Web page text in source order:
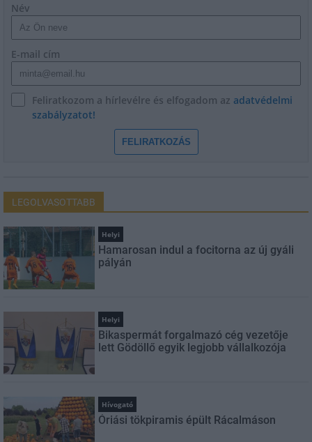
Név
E-mail cím
Feliratkozom a hírlevélre és elfogadom az adatvédelmi
szabályzatot!
FELIRATKOZÁS
LEGOLVASOTTABB
Helyi
Hamarosan indul a focitorna az új gyáli
pályán
Helyi
Bikaspermát forgalmazó cég vezetője
lett Gödöllő egyik legjobb vállalkozója
Hívogató
Óriási tökpiramis épült Rácalmáson